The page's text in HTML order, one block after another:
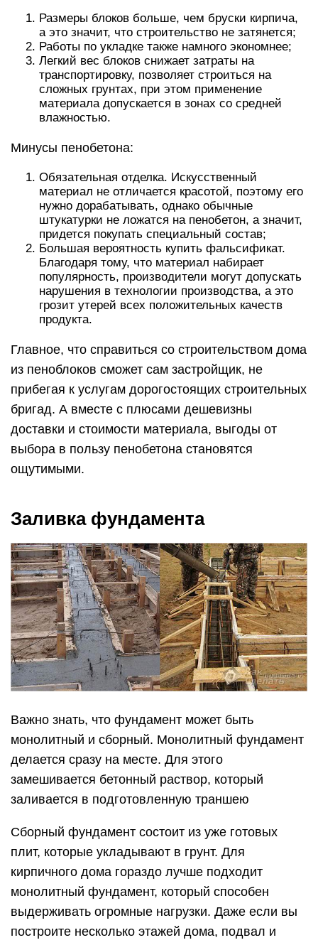
Размеры блоков больше, чем бруски кирпича,
а это значит, что строительство не затянется;
Работы по укладке также намного экономнее;
Легкий вес блоков снижает затраты на
транспортировку, позволяет строиться на
сложных грунтах, при этом применение
материала допускается в зонах со средней
влажностью.
Минусы пенобетона:
Обязательная отделка. Искусственный
материал не отличается красотой, поэтому его
нужно дорабатывать, однако обычные
штукатурки не ложатся на пенобетон, а значит,
придется покупать специальный состав;
Большая вероятность купить фальсификат.
Благодаря тому, что материал набирает
популярность, производители могут допускать
нарушения в технологии производства, а это
грозит утерей всех положительных качеств
продукта.
Главное, что справиться со строительством дома
из пеноблоков сможет сам застройщик, не
прибегая к услугам дорогостоящих строительных
бригад. А вместе с плюсами дешевизны
доставки и стоимости материала, выгоды от
выбора в пользу пенобетона становятся
ощутимыми.
Заливка фундамента
Важно знать, что фундамент может быть
монолитный и сборный. Монолитный фундамент
делается сразу на месте. Для этого
замешивается бетонный раствор, который
заливается в подготовленную траншею
Сборный фундамент состоит из уже готовых
плит, которые укладывают в грунт. Для
кирпичного дома гораздо лучше подходит
монолитный фундамент, который способен
выдерживать огромные нагрузки. Даже если вы
построите несколько этажей дома, подвал и